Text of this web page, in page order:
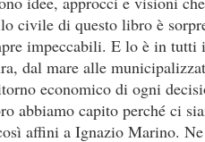
civile di questo libro è
impeccabili. E lo è in
dal mare alle
economico di ogni
abbiamo capito perché ci
affini a Ignazio Marino.